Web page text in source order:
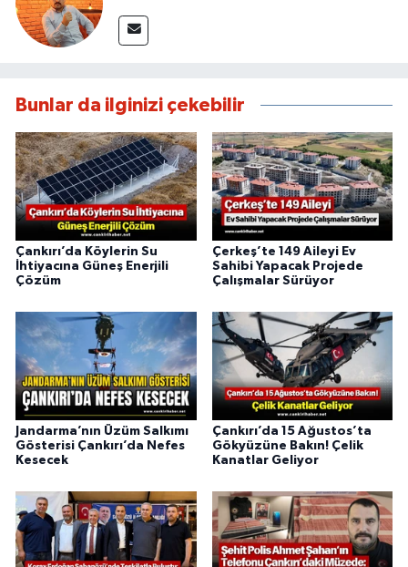
Bunlar da ilginizi çekebilir
Çankırı’da Köylerin Su
İhtiyacına Güneş Enerjili
Çözüm
Çerkeş’te 149 Aileyi Ev
Sahibi Yapacak Projede
Çalışmalar Sürüyor
Jandarma’nın Üzüm Salkımı
Gösterisi Çankırı’da Nefes
Kesecek
Çankırı’da 15 Ağustos’ta
Gökyüzüne Bakın! Çelik
Kanatlar Geliyor